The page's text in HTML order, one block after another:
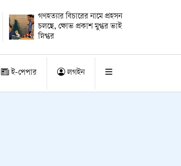
গণহত্যার বিচারের নামে প্রহসন
চলছে, ক্ষোভ প্রকাশ মুগ্ধর ভাই
স্নিগ্ধর
ই-পেপার লগইন